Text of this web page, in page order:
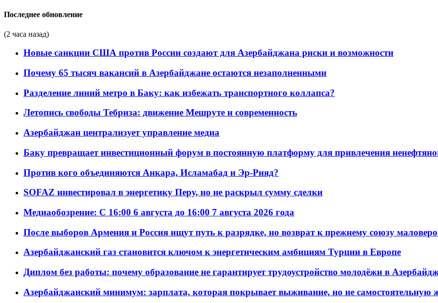
Последнее обновление
(2 часа назад)
Новые санкции США против России создают для Азербайджана риски и возможности
Почему 65 тысяч вакансий в Азербайджане остаются незаполненными
Разделение линий метро в Баку: как избежать транспортного коллапса?
Летопись свободы Тебриза: движение Мешруте и современность
Азербайджан централизует управление медиа
Баку превращает инвестиционный форум в постоянную платформу для привлечения
Против кого объединяются Анкара, Исламабад и Эр-Рияд?
SOFAZ инвестировал в энергетику Перу, но не раскрыл сумму сделки
Медиаобозрение: С 16:00 6 августа до 16:00 7 августа 2026 года
После выборов Армения и Россия ищут путь к разрядке, но возврат к прежнему союзу
Азербайджанский газ становится ключом к энергетическим амбициям Турции в Европе
Диплом без работы: почему образование не гарантирует трудоустройство молодёжи в
Азербайджанский минимум: зарплата, которая покрывает выживание, но не самостоятельную